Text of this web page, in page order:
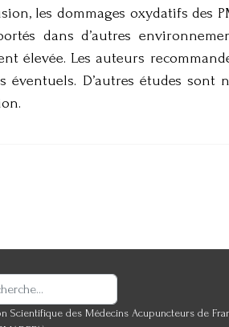
les dommages oxydatifs des
dans d’autres
élevée. Les auteurs
éventuels. D’autres études
Scientifique des Médecins Acupuncteurs de